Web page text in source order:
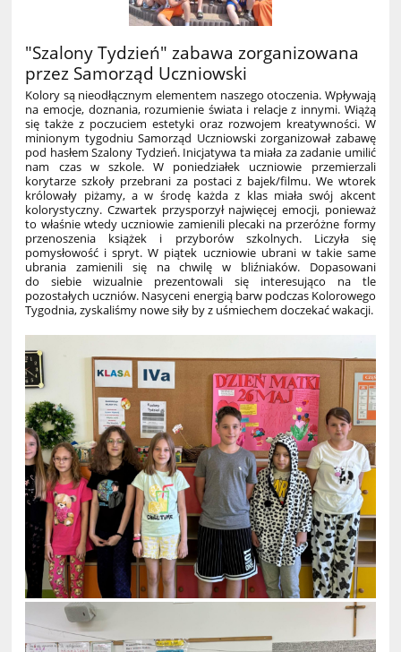
"Szalony Tydzień" zabawa zorganizowana
przez Samorząd Uczniowski
Kolory są nieodłącznym elementem naszego otoczenia. Wpływają
na emocje, doznania, rozumienie świata i relacje z innymi. Wiążą
się także z poczuciem estetyki oraz rozwojem kreatywności. W
minionym tygodniu Samorząd Uczniowski zorganizował zabawę
pod hasłem Szalony Tydzień. Inicjatywa ta miała za zadanie umilić
nam czas w szkole. W poniedziałek uczniowie przemierzali
korytarze szkoły przebrani za postaci z bajek/filmu. We wtorek
królowały piżamy, a w środę każda z klas miała swój akcent
kolorystyczny. Czwartek przysporzył najwięcej emocji, ponieważ
to właśnie wtedy uczniowie zamienili plecaki na przeróżne formy
przenoszenia książek i przyborów szkolnych. Liczyła się
pomysłowość i spryt. W piątek uczniowie ubrani w takie same
ubrania zamienili się na chwilę w bliźniaków. Dopasowani
do siebie wizualnie prezentowali się interesująco na tle
pozostałych uczniów. Nasyceni energią barw podczas Kolorowego
Tygodnia, zyskaliśmy nowe siły by z uśmiechem doczekać wakacji.